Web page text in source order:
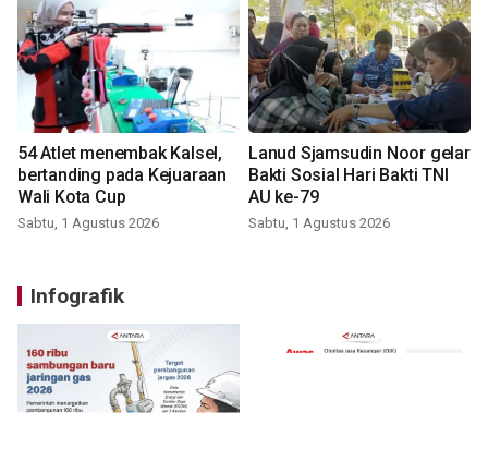
54 Atlet menembak Kalsel,
bertanding pada Kejuaraan
Wali Kota Cup
Sabtu, 1 Agustus 2026
Lanud Sjamsudin Noor gelar
Bakti Sosial Hari Bakti TNI
AU ke-79
Sabtu, 1 Agustus 2026
Infografik